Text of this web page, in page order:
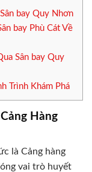
bay Quy Nhơn
bay Phù Cát Về
Sân bay Quy
Trình Khám Phá
Hàng
là Cảng hàng
vai trò huyết